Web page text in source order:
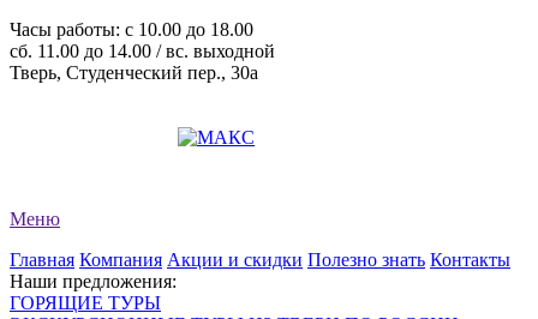
Часы работы: c 10.00 до 18.00
сб. 11.00 до 14.00 / вс. выходной
Тверь, Студенческий пер., 30а
Меню
Главная Компания Акции и скидки Полезно знать Контакты
Наши предложения:
ГОРЯЩИЕ ТУРЫ